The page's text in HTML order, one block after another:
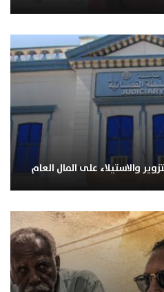
والاستيلاء على المال العام